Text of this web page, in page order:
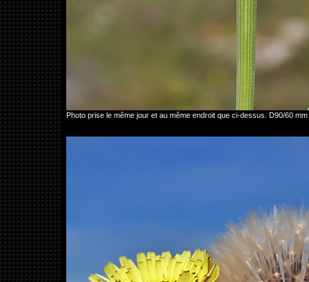
Photo prise le même jour et au même endroit que ci-dessus. D90/60